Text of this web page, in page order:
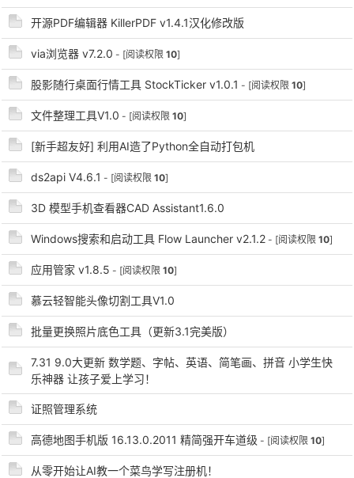
jie.
cn
开源PDF编辑器 KillerPDF v1.4.1汉化修改版
via浏览器 v7.2.0 - [阅读权限 10]
股影随行桌面行情工具 StockTicker v1.0.1 - [阅读权限 10]
文件整理工具V1.0 - [阅读权限 10]
[新手超友好] 利用AI造了Python全自动打包机
ds2api V4.6.1 - [阅读权限 10]
3D 模型手机查看器CAD Assistant1.6.0
Windows搜索和启动工具 Flow Launcher v2.1.2 - [阅读权限 10]
应用管家 v1.8.5 - [阅读权限 10]
慕云轻智能头像切割工具V1.0
批量更换照片底色工具（更新3.1完美版）
7.31 9.0大更新 数学题、字帖、英语、简笔画、拼音 小学生快
乐神器 让孩子爱上学习！
证照管理系统
高德地图手机版 16.13.0.2011 精简强开车道级 - [阅读权限 10]
从零开始让AI教一个菜鸟学写注册机！